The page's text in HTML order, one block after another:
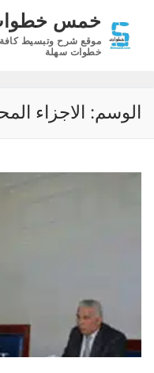
المحتوى
خمس
موقع شرح وتبسيط كافة
خطوات سهلة
الوسم: الاجزاء